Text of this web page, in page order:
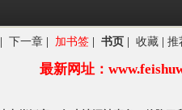
|下一章 加书签 |书页 |收藏 |推
最新网址：